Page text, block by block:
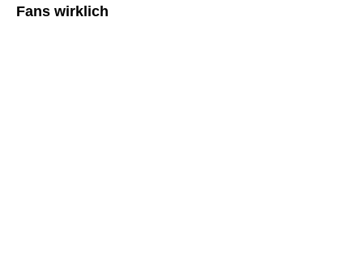
Fans wirklich